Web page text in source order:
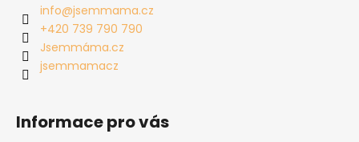
info@jsemmama.cz
+420 739 790 790
Jsemmáma.cz
jsemmamacz
Informace pro vás